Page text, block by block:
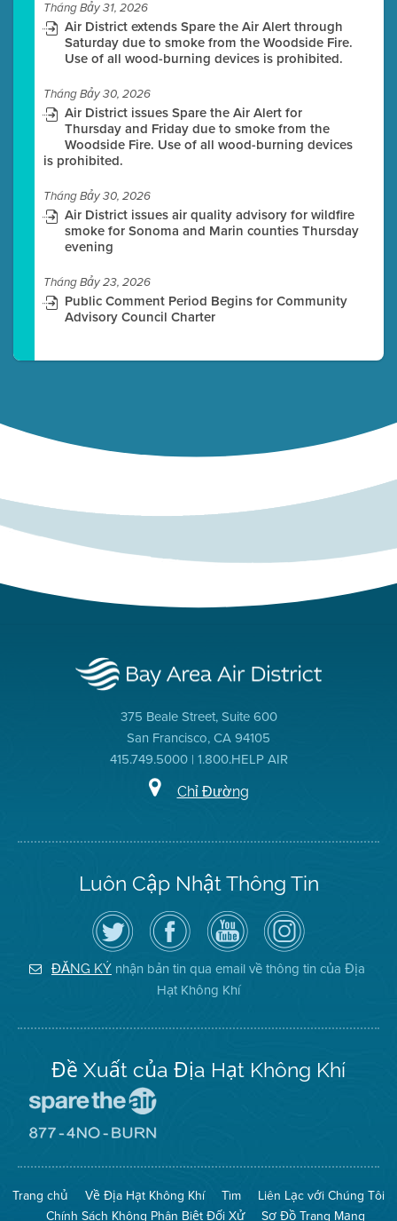
Tháng Bảy 31, 2026
Air District extends Spare the Air Alert through
Saturday due to smoke from the Woodside Fire.
Use of all wood-burning devices is prohibited.
Tháng Bảy 30, 2026
Air District issues Spare the Air Alert for
Thursday and Friday due to smoke from the
Woodside Fire. Use of all wood-burning devices
is prohibited.
Tháng Bảy 30, 2026
Air District issues air quality advisory for wildfire
smoke for Sonoma and Marin counties Thursday
evening
Tháng Bảy 23, 2026
Public Comment Period Begins for Community
Advisory Council Charter
375 Beale Street, Suite 600
San Francisco, CA 94105
415.749.5000 | 1.800.HELP AIR
Chỉ Đường
Luôn Cập Nhật Thông Tin
Hãy
theo
dõi
Địa
Hạt
Không
Truy
cập
Trang
Facebook
của
Địa
Hạt
Kênh
YouTube
của
Địa
Hạt
Không
Khí
Air
District
on
Instagram
ĐĂNG KÝ nhận bản tin qua email về thông tin của Địa
Hạt Không Khí
Đề Xuất của Địa Hạt Không Khí
The
(Bảo
Toàn
Mạng
No
Burn
Trang chủ Về Địa Hạt Không Khí Tìm
Liên Lạc với Chúng Tôi
Chính Sách Không Phân Biệt Đối Xử
Sơ Đồ Trang Mạng